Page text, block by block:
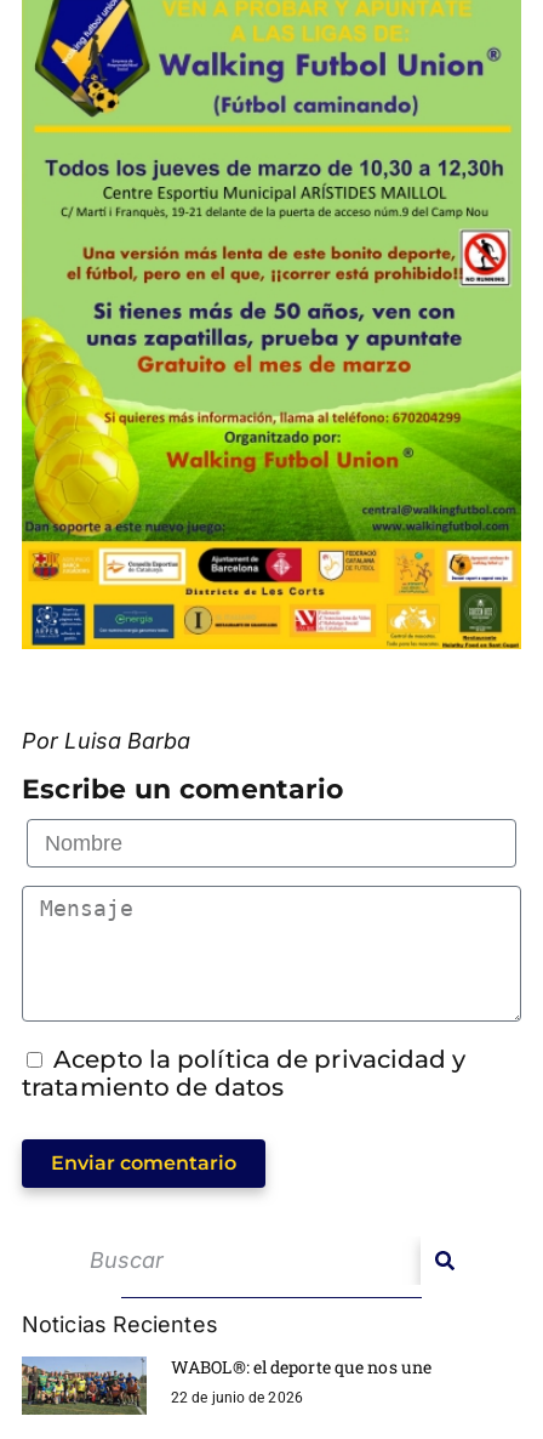
Por Luisa Barba
Escribe un comentario
Acepto la política de privacidad y
tratamiento de datos
Enviar comentario
Noticias Recientes
WABOL®: el deporte que nos une
22 de junio de 2026